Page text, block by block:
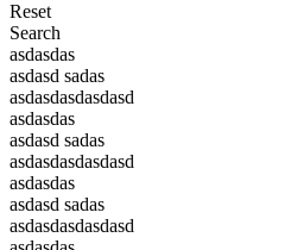
Reset
Search
asdasdas
asdasd sadas
asdasdasdasdasd
asdasdas
asdasd sadas
asdasdasdasdasd
asdasdas
asdasd sadas
asdasdasdasdasd